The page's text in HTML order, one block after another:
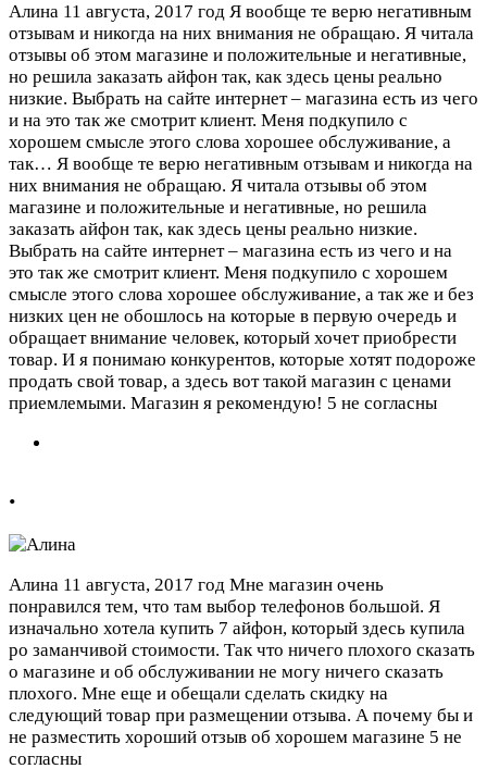
Алина 11 августа, 2017 год Я вообще те верю негативным
отзывам и никогда на них внимания не обращаю. Я читала
отзывы об этом магазине и положительные и негативные,
но решила заказать айфон так, как здесь цены реально
низкие. Выбрать на сайте интернет – магазина есть из чего
и на это так же смотрит клиент. Меня подкупило с
хорошем смысле этого слова хорошее обслуживание, а
так… Я вообще те верю негативным отзывам и никогда на
них внимания не обращаю. Я читала отзывы об этом
магазине и положительные и негативные, но решила
заказать айфон так, как здесь цены реально низкие.
Выбрать на сайте интернет – магазина есть из чего и на
это так же смотрит клиент. Меня подкупило с хорошем
смысле этого слова хорошее обслуживание, а так же и без
низких цен не обошлось на которые в первую очередь и
обращает внимание человек, который хочет приобрести
товар. И я понимаю конкурентов, которые хотят подороже
продать свой товар, а здесь вот такой магазин с ценами
приемлемыми. Магазин я рекомендую! 5 не согласны
.
Алина 11 августа, 2017 год Мне магазин очень
понравился тем, что там выбор телефонов большой. Я
изначально хотела купить 7 айфон, который здесь купила
ро заманчивой стоимости. Так что ничего плохого сказать
о магазине и об обслуживании не могу ничего сказать
плохого. Мне еще и обещали сделать скидку на
следующий товар при размещении отзыва. А почему бы и
не разместить хороший отзыв об хорошем магазине 5 не
согласны